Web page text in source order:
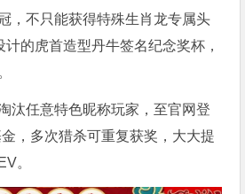
，不只能获得特殊生肖龙专属头
计的虎首造型丹牛签名纪念奖杯，
汰任意特色昵称玩家，至官网登
，多次猎杀可重复获奖，大大提
。